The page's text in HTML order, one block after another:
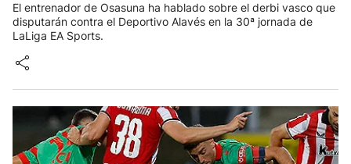
El entrenador de Osasuna ha hablado sobre el derbi vasco que
disputarán contra el Deportivo Alavés en la 30ª jornada de
LaLiga EA Sports.